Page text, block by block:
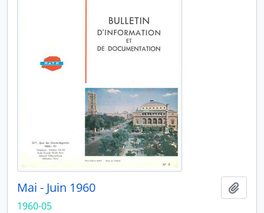
Mai - Juin 1960
1960-05